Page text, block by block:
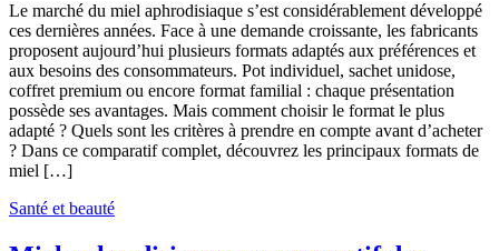
Le marché du miel aphrodisiaque s’est considérablement développé
ces dernières années. Face à une demande croissante, les fabricants
proposent aujourd’hui plusieurs formats adaptés aux préférences et
aux besoins des consommateurs. Pot individuel, sachet unidose,
coffret premium ou encore format familial : chaque présentation
possède ses avantages. Mais comment choisir le format le plus
adapté ? Quels sont les critères à prendre en compte avant d’acheter
? Dans ce comparatif complet, découvrez les principaux formats de
miel […]
Santé et beauté